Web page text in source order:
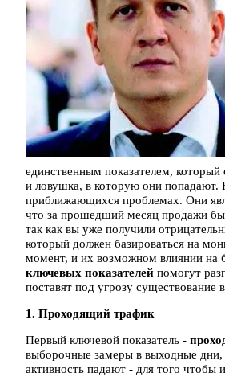
единственным показателем,
и ловушка, в которую они попадают.
приближающихся проблемах. Они
что за прошедший месяц продажи
так как вы уже получили
который должен базироваться на
момент, и их возможном влиянии на
ключевых показателей помогут
поставят под угрозу
1. Проходящий трафик
Первый ключевой показатель -
выборочные замеры в выходные дни,
активность падают - для того